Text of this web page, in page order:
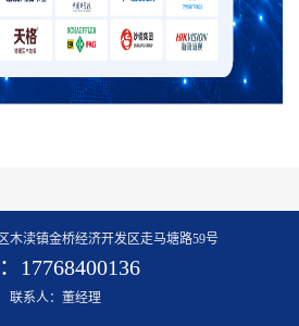
木渎镇金桥经济开发区走马塘路59号
17768400136
联系人：董经理